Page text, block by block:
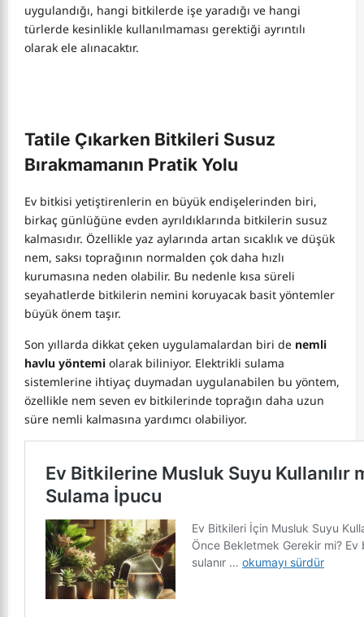
uygulandığı, hangi bitkilerde işe yaradığı ve hangi
türlerde kesinlikle kullanılmaması gerektiği ayrıntılı
olarak ele alınacaktır.
Tatile Çıkarken Bitkileri Susuz
Bırakmamanın Pratik Yolu
Ev bitkisi yetiştirenlerin en büyük endişelerinden biri,
birkaç günlüğüne evden ayrıldıklarında bitkilerin susuz
kalmasıdır. Özellikle yaz aylarında artan sıcaklık ve düşük
nem, saksı toprağının normalden çok daha hızlı
kurumasına neden olabilir. Bu nedenle kısa süreli
seyahatlerde bitkilerin nemini koruyacak basit yöntemler
büyük önem taşır.
Son yıllarda dikkat çeken uygulamalardan biri de nemli
havlu yöntemi olarak biliniyor. Elektrikli sulama
sistemlerine ihtiyaç duymadan uygulanabilen bu yöntem,
özellikle nem seven ev bitkilerinde toprağın daha uzun
süre nemli kalmasına yardımcı olabiliyor.